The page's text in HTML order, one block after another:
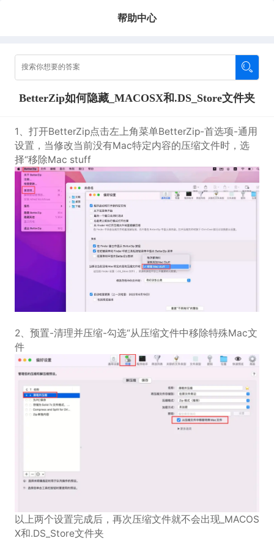
帮助中心
BetterZip如何隐藏_MACOSX和.DS_Store文件夹
1、打开BetterZip点击左上角菜单BetterZip-首选项-通用
设置，当修改当前没有Mac特定内容的压缩文件时，选
择“移除Mac stuff
2、预置-清理并压缩-勾选“从压缩文件中移除特殊Mac文
件
以上两个设置完成后，再次压缩文件就不会出现_MACOS
X和.DS_Store文件夹